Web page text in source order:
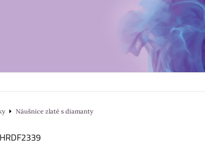
Náušnice zlaté s diamanty